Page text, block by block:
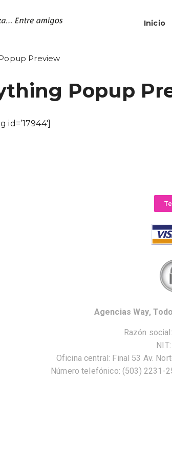
Inicio
Preview
Popup
id=’17944′]
Agencias Way,
Razón
Oficina central: Final 53 Av.
Número telefónico: (503) 2231-